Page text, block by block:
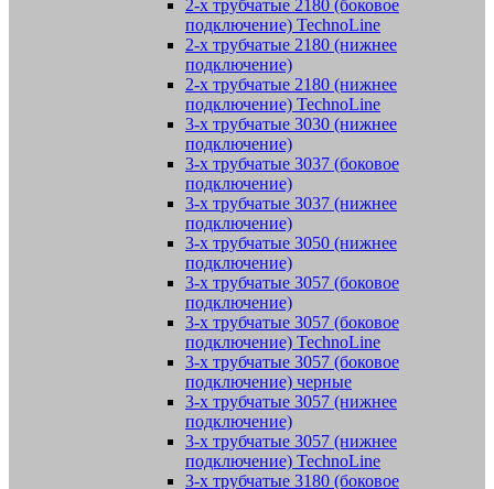
2-х трубчатые 2180 (боковое
подключение) TechnoLine
2-х трубчатые 2180 (нижнее
подключение)
2-х трубчатые 2180 (нижнее
подключение) TechnoLine
3-х трубчатые 3030 (нижнее
подключение)
3-х трубчатые 3037 (боковое
подключение)
3-х трубчатые 3037 (нижнее
подключение)
3-х трубчатые 3050 (нижнее
подключение)
3-х трубчатые 3057 (боковое
подключение)
3-х трубчатые 3057 (боковое
подключение) TechnoLine
3-х трубчатые 3057 (боковое
подключение) черные
3-х трубчатые 3057 (нижнее
подключение)
3-х трубчатые 3057 (нижнее
подключение) TechnoLine
3-х трубчатые 3180 (боковое